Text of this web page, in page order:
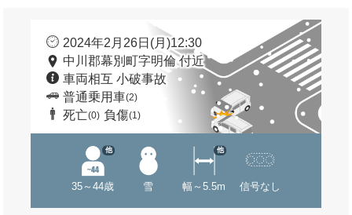
2024年2月26日(月)12:30
中川郡幕別町字明倫 付近
車両相互 小破事故
普通乗用車(2)
死亡(0) 負傷(1)
35～44歳
他
雪 幅～5.5m
他
信号なし